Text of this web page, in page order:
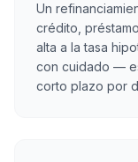
Un
crédito,
alta a la tasa
con cuidado —
corto plazo por